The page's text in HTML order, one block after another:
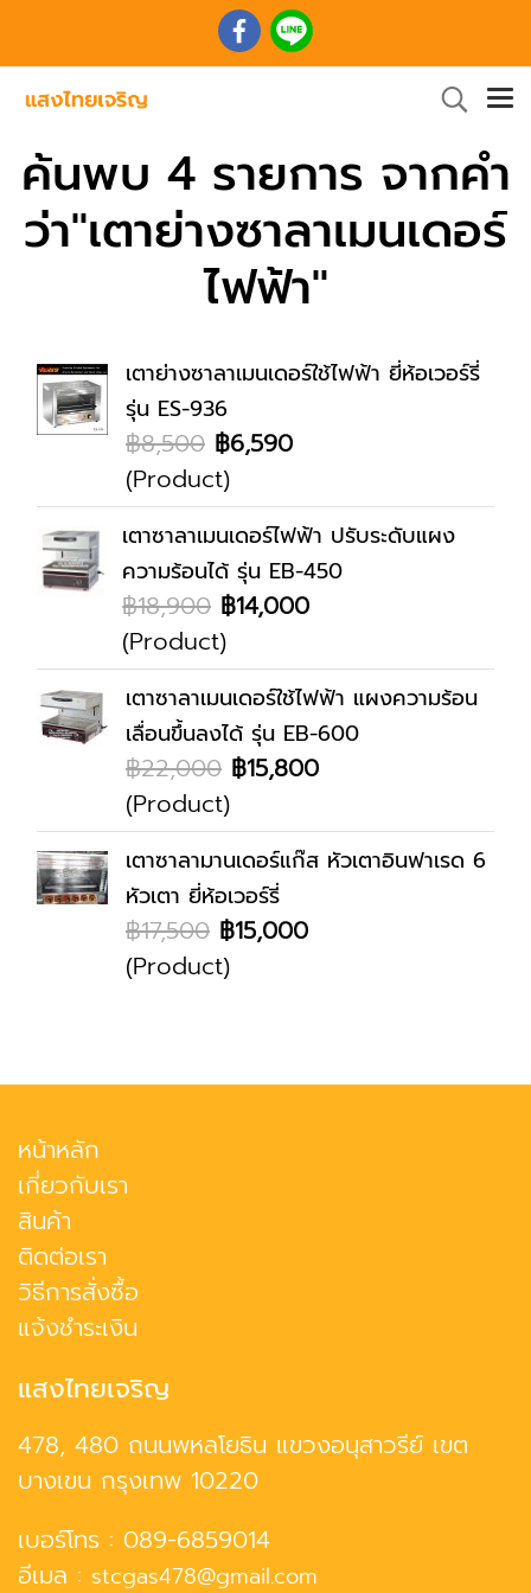
ค้นพบ 4 รายการ จากคำ
ว่า"เตาย่างซาลาเมนเดอร์
ไฟฟ้า"
เตาย่างซาลาเมนเดอร์ใช้ไฟฟ้า ยี่ห้อเวอร์รี่
รุ่น ES-936
฿8,500 ฿6,590
(Product)
เตาซาลาเมนเดอร์ไฟฟ้า ปรับระดับแผง
ความร้อนได้ รุ่น EB-450
฿18,900 ฿14,000
(Product)
เตาซาลาเมนเดอร์ใช้ไฟฟ้า แผงความร้อน
เลื่อนขึ้นลงได้ รุ่น EB-600
฿22,000 ฿15,800
(Product)
เตาซาลามานเดอร์แก๊ส หัวเตาอินฟาเรด 6
หัวเตา ยี่ห้อเวอร์รี่
฿17,500 ฿15,000
(Product)
หน้าหลัก
เกี่ยวกับเรา
สินค้า
ติดต่อเรา
วิธีการสั่งซื้อ
แจ้งชำระเงิน
แสงไทยเจริญ
478, 480 ถนนพหลโยธิน แขวงอนุสาวรีย์ เขต
บางเขน กรุงเทพ 10220
เบอร์โทร : 089-6859014
อีเมล : stcgas478@gmail.com